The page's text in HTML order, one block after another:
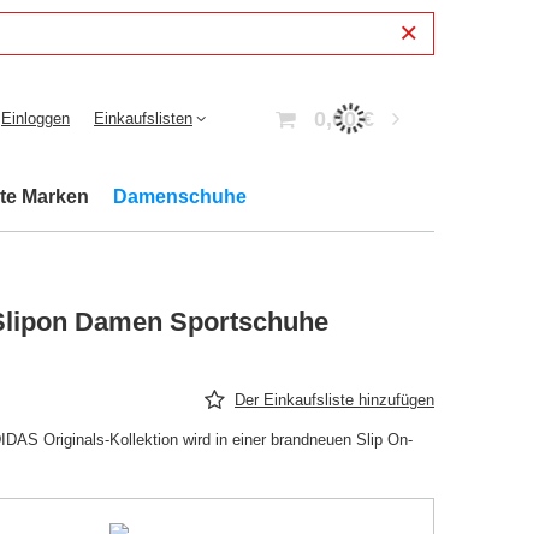
Einloggen Einkaufslisten 0,00 €
Marken Damenschuhe
Damen Sportschuhe
Der Einkaufsliste hinzufügen
Originals-Kollektion wird in einer brandneuen Slip On-